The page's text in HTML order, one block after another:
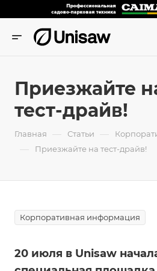
Приезжайте
тест-драйв!
Главная — Статьи —
— Приезжайте на тест-драйв!
Корпоративная информация
20 июля в Unisaw